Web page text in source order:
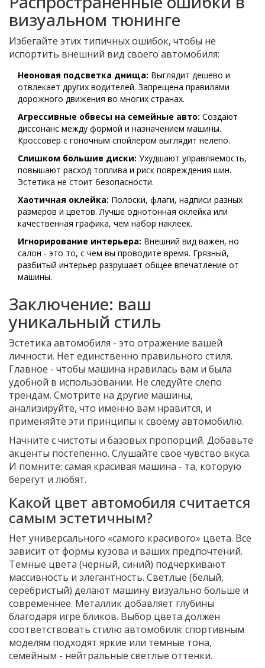
визуальном тюнинге
Избегайте этих типичных ошибок, чтобы не
испортить внешний вид своего автомобиля:
Неоновая подсветка днища: Выглядит дешево и
отвлекает других водителей. Запрещена правилами
дорожного движения во многих странах.
Агрессивные обвесы на семейные авто: Создают
диссонанс между формой и назначением машины.
Кроссовер с гоночным спойлером выглядит нелепо.
Слишком большие диски: Ухудшают управляемость,
повышают расход топлива и риск повреждения шин.
Эстетика не стоит безопасности.
Хаотичная оклейка: Полоски, флаги, надписи разных
размеров и цветов. Лучше однотонная оклейка или
качественная графика, чем набор наклеек.
Игнорирование интерьера: Внешний вид важен, но
салон - это то, с чем вы проводите время. Грязный,
разбитый интерьер разрушает общее впечатление от
машины.
Заключение: ваш
уникальный стиль
Эстетика автомобиля - это отражение вашей
личности. Нет единственно правильного стиля.
Главное - чтобы машина нравилась вам и была
удобной в использовании. Не следуйте слепо
трендам. Смотрите на другие машины,
анализируйте, что именно вам нравится, и
применяйте эти принципы к своему автомобилю.
Начните с чистоты и базовых пропорций. Добавьте
акценты постепенно. Слушайте свое чувство вкуса.
И помните: самая красивая машина - та, которую
берегут и любят.
Какой цвет автомобиля считается
самым эстетичным?
Нет универсального «самого красивого» цвета. Все
зависит от формы кузова и ваших предпочтений.
Темные цвета (черный, синий) подчеркивают
массивность и элегантность. Светлые (белый,
серебристый) делают машину визуально больше и
современнее. Металлик добавляет глубины
благодаря игре бликов. Выбор цвета должен
соответствовать стилю автомобиля: спортивным
моделям подходят яркие или темные тона,
семейным - нейтральные светлые оттенки.